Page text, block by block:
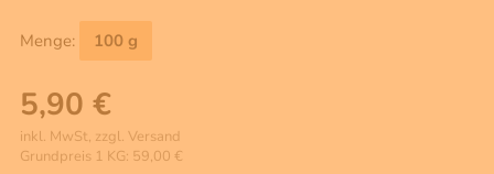
Menge: 100 g
5,90 €
inkl. MwSt, zzgl. Versand
Grundpreis 1 KG: 59,00 €